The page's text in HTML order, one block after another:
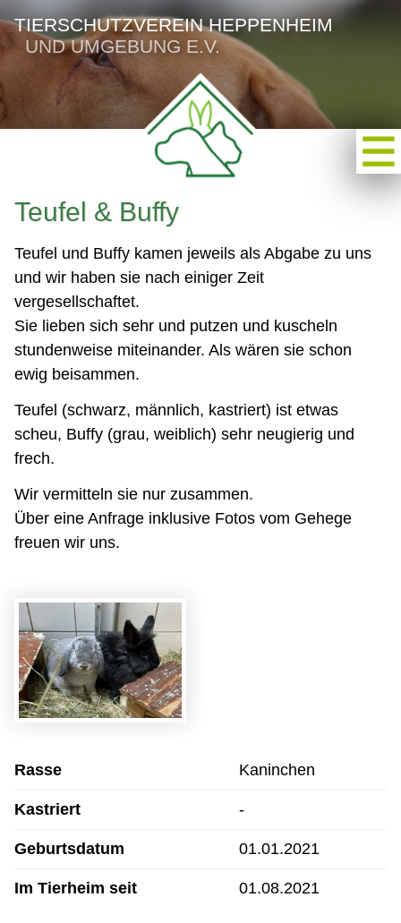
TIERSCHUTZVEREIN HEPPENHEIM
UND UMGEBUNG E.V.
Teufel & Buffy
Teufel und Buffy kamen jeweils als Abgabe zu uns
und wir haben sie nach einiger Zeit
vergesellschaftet.
Sie lieben sich sehr und putzen und kuscheln
stundenweise miteinander. Als wären sie schon
ewig beisammen.
Teufel (schwarz, männlich, kastriert) ist etwas
scheu, Buffy (grau, weiblich) sehr neugierig und
frech.
Wir vermitteln sie nur zusammen.
Über eine Anfrage inklusive Fotos vom Gehege
freuen wir uns.
Rasse Kaninchen
Kastriert -
Geburtsdatum 01.01.2021
Im Tierheim seit 01.08.2021